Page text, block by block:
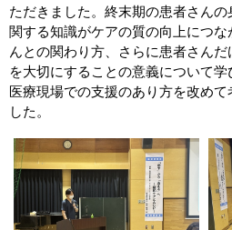
ただきました。終末期の患者さん
関する知識がケアの質の向上につ
んとの関わり方、さらに患者さん
を大切にすることの意義について
医療現場での支援のあり方を改め
した。